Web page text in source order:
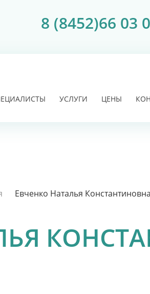
8 (8452)66 03
УСЛУГИ ЦЕНЫ
Евченко Наталья Константиновна